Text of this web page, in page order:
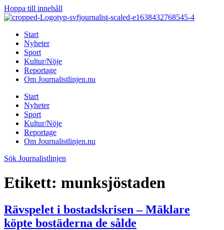
Hoppa till innehåll
Start
Nyheter
Sport
Kultur/Nöje
Reportage
Om Journalistlinjen.nu
Start
Nyheter
Sport
Kultur/Nöje
Reportage
Om Journalistlinjen.nu
Sök Journalistlinjen
Etikett: munksjöstaden
Rävspelet i bostadskrisen – Mäklare
köpte bostäderna de sålde